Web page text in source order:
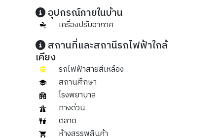
อุปกรณ์ภายในบ้าน
เครื่องปรับอากาศ
สถานที่และสถานีรถไฟฟ้าใกล้
เคียง
รถไฟฟ้าสายสีเหลือง
สถานศึกษา
โรงพยาบาล
ทางด่วน
ตลาด
ห้างสรรพสินค้า